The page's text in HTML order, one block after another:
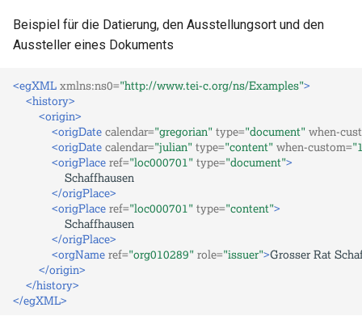
Beispiel für die Datierung, den Ausstellungsort und den
Aussteller eines Dokuments
<egXML xmlns:ns0="http://www.tei-c.org/ns/Examples">
<history>
<origin>
<origDate calendar="gregorian" type="document" when-
<origDate calendar="julian" type="content" when-custom=
<origPlace ref="loc000701" type="document">
</origPlace>
<origPlace ref="loc000701" type="content">
</origPlace>
<orgName ref="org010289" role="issuer">Grosser Rat
</origin>
</history>
</egXML>